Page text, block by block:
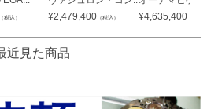
（税込）
¥2,479,400 （税込）
¥4,635,400
近見た商品